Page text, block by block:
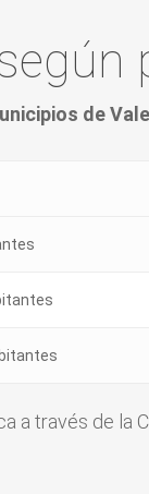
de
a través de la